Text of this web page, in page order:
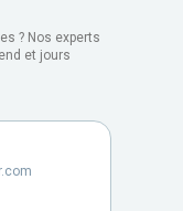
? Nos experts
et jours